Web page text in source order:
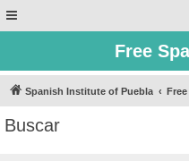
Free
Spanish Institute of Puebla
Buscar